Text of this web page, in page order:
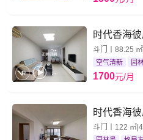
时代香海
斗门丨88.25
空气清新 园
1700元/月
时代香海
斗门丨122 ㎡